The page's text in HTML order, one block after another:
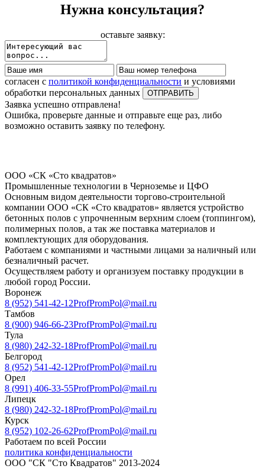
Нужна консультация?
оставьте заявку:
согласен с политикой конфиденциальности и условиями
обработки персональных данных
Заявка успешно отправлена!
Ошибка, проверьте данные и отправьте еще раз, либо
возможно оставить заявку по телефону.
ООО «СК «Сто квадратов»
Промышленные технологии в Черноземье и ЦФО
Основным видом деятельности торгово-строительной
компании ООО «СК «Сто квадратов» является устройство
бетонных полов с упрочненным верхним слоем (топпингом),
полимерных полов, а так же поставка материалов и
комплектующих для оборудования.
Работаем с компаниями и частными лицами за наличный или
безналичный расчет.
Осуществляем работу и организуем поставку продукции в
любой город России.
Воронеж
8 (952) 541-42-12ProfPromPol@mail.ru
Тамбов
8 (900) 946-66-23ProfPromPol@mail.ru
Тула
8 (980) 242-32-18ProfPromPol@mail.ru
Белгород
8 (952) 541-42-12ProfPromPol@mail.ru
Орел
8 (991) 406-33-55ProfPromPol@mail.ru
Липецк
8 (980) 242-32-18ProfPromPol@mail.ru
Курск
8 (952) 102-26-62ProfPromPol@mail.ru
Работаем по всей России
политика конфиденциальности
ООО "СК "Сто Квадратов" 2013-2024